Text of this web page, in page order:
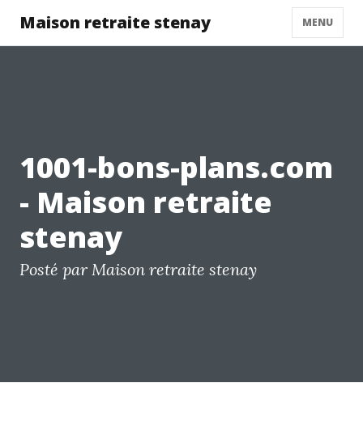
Maison retraite stenay MENU
1001-bons-plans.com
- Maison retraite
stenay
Posté par Maison retraite stenay